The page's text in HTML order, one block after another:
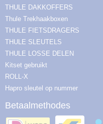
THULE DAKKOFFERS
Thule Trekhaakboxen
THULE FIETSDRAGERS
THULE SLEUTELS
THULE LOSSE DELEN
Kitset gebruikt
ROLL-X
Hapro sleutel op nummer
Betaalmethodes